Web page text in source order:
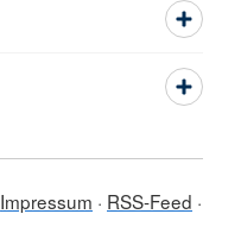
Impressum
RSS-Feed